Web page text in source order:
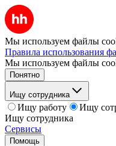
Мы используем файлы
Правила использования
Мы используем файлы
Понятно
Ищу сотрудника
Ищу работу
Ищу
Ищу сотрудника
Сервисы
Помощь